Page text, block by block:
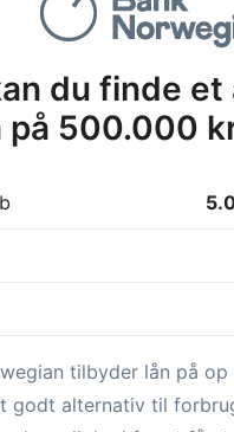
du finde
på 500.000
tilbyder lån på
godt alternativ til